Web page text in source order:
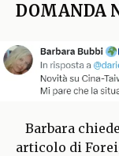
DOMANDA
Barbara
articolo di